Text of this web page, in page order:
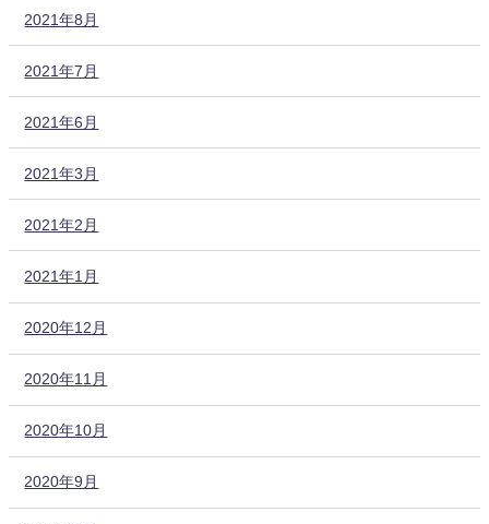
2021年8月
2021年7月
2021年6月
2021年3月
2021年2月
2021年1月
2020年12月
2020年11月
2020年10月
2020年9月